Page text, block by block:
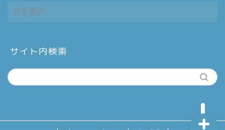
ARCHIVE
サイト内検索